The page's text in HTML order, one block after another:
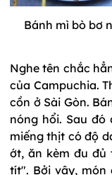
Bánh mì bò bơ
Nghe tên chắc
của Campuchia.
cồn ở Sài Gòn.
nóng hổi. Sau đó
miếng thịt có độ
ớt, ăn kèm đu đủ
tít". Bởi vậy, món